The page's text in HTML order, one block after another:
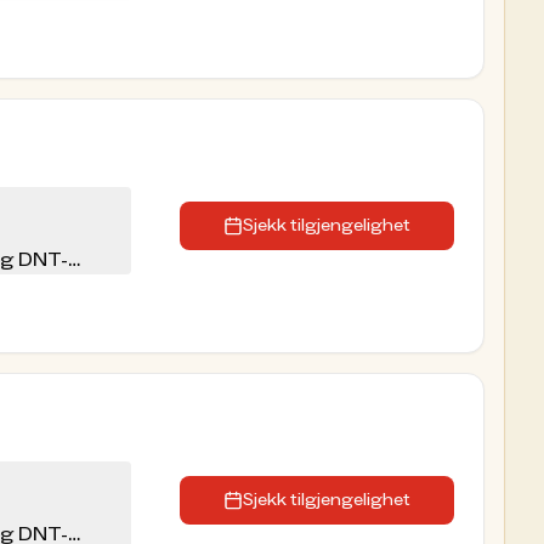
DNT-
Sjekk tilgjengelighet
DNT-
Sjekk tilgjengelighet